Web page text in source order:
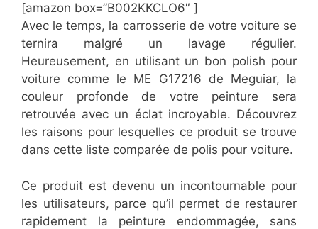
[amazon box=”​B002KKCLO6″ ]
Avec le temps, la carrosserie de votre voiture se
ternira malgré un lavage régulier.
Heureusement, en utilisant un bon polish pour
voiture comme le ME G17216 de Meguiar, la
couleur profonde de votre peinture sera
retrouvée avec un éclat incroyable. Découvrez
les raisons pour lesquelles ce produit se trouve
dans cette liste comparée de polis pour voiture.
Ce produit est devenu un incontournable pour
les utilisateurs, parce qu’il permet de restaurer
rapidement la peinture endommagée, sans